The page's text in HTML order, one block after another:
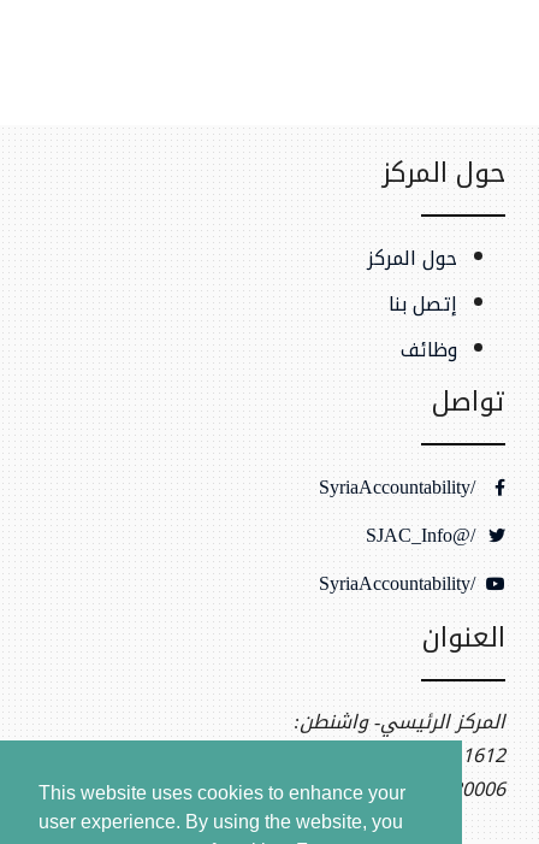
This website uses cookies to enhance your
user experience. By using the website, you
حول المركز
حول المركز
إتصل بنا
وظائف
تواصل
/SyriaAccountability
/@SJAC_Info
/SyriaAccountability
العنوان
المركز الرئيسي- واشنطن:
1612 K St NW, Ste 400
Washington, DC 20006